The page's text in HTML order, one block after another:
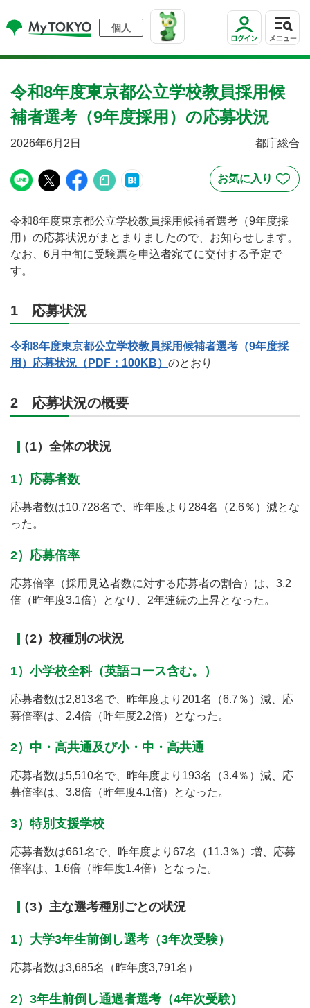
個人
令和8年度東京都公立学校教員採用候
補者選考（9年度採用）の応募状況
2026年6月2日 都庁総合
令和8年度東京都公立学校教員採用候補者選考（9年度採
用）の応募状況がまとまりましたので、お知らせします。
なお、6月中旬に受験票を申込者宛てに交付する予定で
す。
1 応募状況
令和8年度東京都公立学校教員採用候補者選考（9年度採
用）応募状況（PDF：100KB） のとおり
2 応募状況の概要
（1）全体の状況
1）応募者数
応募者数は10,728名で、昨年度より284名（2.6％）減とな
った。
2）応募倍率
応募倍率（採用見込者数に対する応募者の割合）は、3.2
倍（昨年度3.1倍）となり、2年連続の上昇となった。
（2）校種別の状況
1）小学校全科（英語コース含む。）
応募者数は2,813名で、昨年度より201名（6.7％）減、応
募倍率は、2.4倍（昨年度2.2倍）となった。
2）中・高共通及び小・中・高共通
応募者数は5,510名で、昨年度より193名（3.4％）減、応
募倍率は、3.8倍（昨年度4.1倍）となった。
3）特別支援学校
応募者数は661名で、昨年度より67名（11.3％）増、応募
倍率は、1.6倍（昨年度1.4倍）となった。
（3）主な選考種別ごとの状況
1）大学3年生前倒し選考（3年次受験）
応募者数は3,685名（昨年度3,791名）
2）3年生前倒し通過者選考（4年次受験）